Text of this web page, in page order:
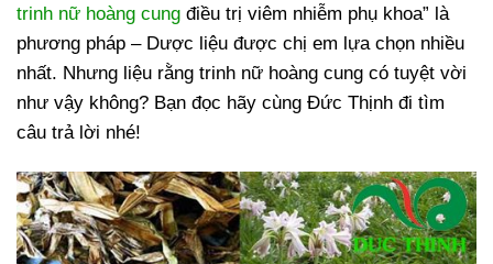
trinh nữ hoàng cung điều trị viêm nhiễm phụ khoa” là
phương pháp – Dược liệu được chị em lựa chọn nhiều
nhất. Nhưng liệu rằng trinh nữ hoàng cung có tuyệt vời
như vậy không? Bạn đọc hãy cùng Đức Thịnh đi tìm
câu trả lời nhé!